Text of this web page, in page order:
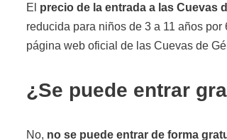
El precio de la entrada a las Cuevas
reducida para niños de 3 a 11 años
página web oficial de las Cuevas de
¿Se puede entrar
No, no se puede entrar de forma